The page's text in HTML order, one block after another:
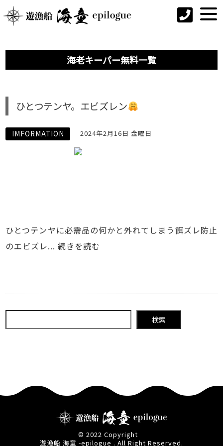
海老キーパー無料一覧
ひとつテンヤ。エビズレン
IMFORMATION 2024年2月16日 金曜日
ひとつテンヤに必需品の何かと外れてしまう餌ズレ防止
のエビズレ...続きを読む
検索
© 2022 Copyright
遊漁船 海童 -epilogue . All Right Reserved.